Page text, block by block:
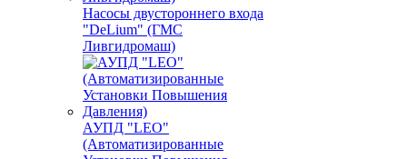
Насосы двустороннего входа
"DeLium" (ГМС
Ливгидромаш)
АУПД "LEO"
(Автоматизированные